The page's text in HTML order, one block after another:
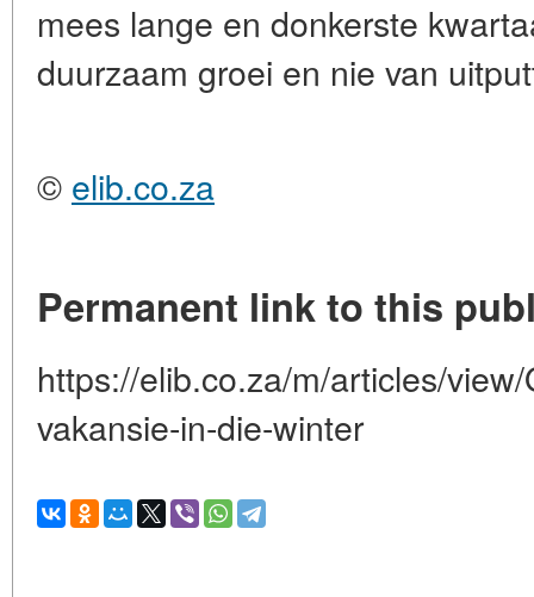
mees lange en donkerste
duurzaam groei en nie van
© elib.co.za
Permanent link to this
https://elib.co.za/m/articles/
vakansie-in-die-winter